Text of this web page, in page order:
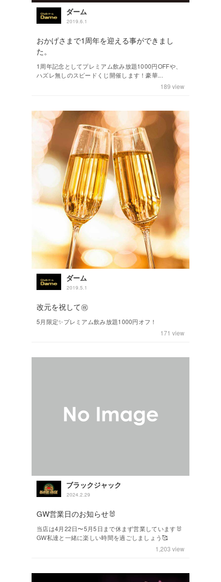
ダーム
2019.6.1
おかげさまで1周年を迎える事ができまし
た。
1周年記念としてプレミアム飲み放題1000円OFFや、
ハズレ無しのスピードくじ開催します！豪華...
189 view
ダーム
2019.5.1
改元を祝して㊗️
5月限定✨プレミアム飲み放題1000円オフ！
171 view
ブラックジャック
2024.2.29
GW営業日のお知らせ🐰
当店は4月22日〜5月5日まで休まず営業しています🐰
GW私達と一緒に楽しい時間を過ごしましょう🥰
1,203 view